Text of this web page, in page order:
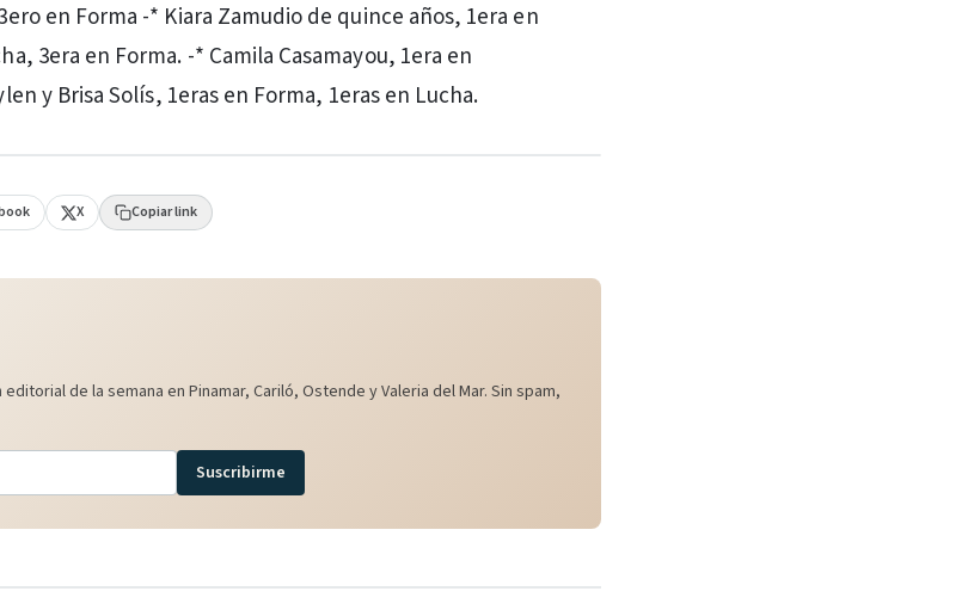
en Forma -* Kiara Zamudio de quince años, 1era en
3era en Forma. -* Camila Casamayou, 1era en
y Brisa Solís, 1eras en Forma, 1eras en Lucha.
X Copiar link
de la semana en Pinamar, Cariló, Ostende y Valeria del Mar. Sin spam,
Suscribirme